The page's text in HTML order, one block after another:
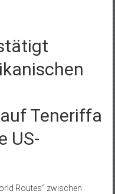
Teneriffa
US-
Routes“ zwischen